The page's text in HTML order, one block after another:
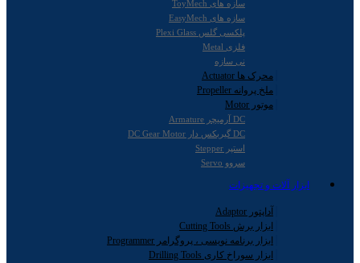
سازه های ToyMech
سازه های EasyMech
پلکسی گلس Plexi Glass
فلزی Metal
نی سازه
محرک ها Actuator
ملخ پروانه Propeller
موتور Motor
DC آرمیچر Armature
DC گیربکس دار DC Gear Motor
استپر Stepper
سروو Servo
ابزار آلات و تجهیزات
آداپتور Adaptor
ابزار برش Cutting Tools
ابزار برنامه نویسی ، پروگرامر Programmer
ابزار سوراخ کاری Drilling Tools